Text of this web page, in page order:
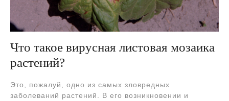
Что такое вирусная листовая мозаика
растений?
Это, пожалуй, одно из самых зловредных
заболеваний растений. В его возникновении и